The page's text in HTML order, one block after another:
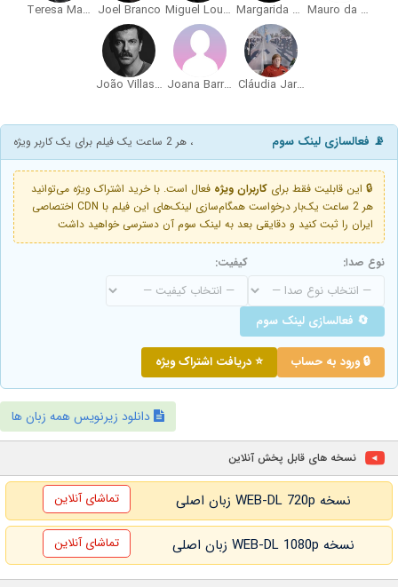
Mauro da Costa
Margarida Vila-Nova
Miguel Loureiro
Joel Branco
Teresa Madruga
Cláudia Jardim
Joana Barrios
João Villas-Boas
📡 فعالسازی لینک سوم ، هر 2 ساعت یک فیلم برای یک کاربر ویژه
🔒 این قابلیت فقط برای کاربران ویژه فعال است. با خرید اشتراک ویژه می‌توانید
هر 2 ساعت یک‌بار درخواست همگام‌سازی لینک‌های این فیلم با CDN اختصاصی
ایران را ثبت کنید و دقایقی بعد به لینک سوم آن دسترسی خواهید داشت
نوع صدا: کیفیت:
🔄 فعالسازی لینک سوم
🔒 ورود به حساب ⭐ دریافت اشتراک ویژه
دانلود زیرنویس همه زبان ها
نسخه های قابل پخش آنلاین
نسخه WEB-DL 720p زبان اصلی تماشای آنلاین
نسخه WEB-DL 1080p زبان اصلی تماشای آنلاین